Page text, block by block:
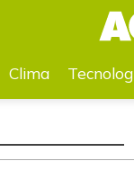
Clima